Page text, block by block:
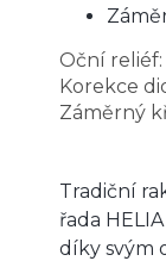
Oční
Korekce
Záměrný
Tradiční
řada
díky svým